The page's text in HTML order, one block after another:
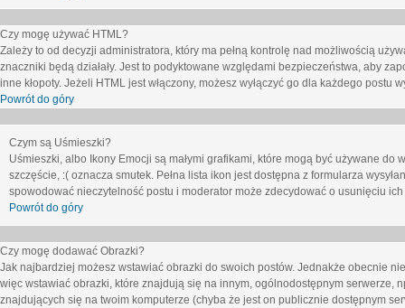
Czy mogę używać HTML?
Zależy to od decyzji administratora, który ma pełną kontrolę nad możliwością
znaczniki będą działały. Jest to podyktowane względami bezpieczeństwa, aby
inne kłopoty. Jeżeli HTML jest włączony, możesz wyłączyć go dla każdego
Powrót do góry
Czym są Uśmieszki?
Uśmieszki, albo Ikony Emocji są małymi grafikami, które mogą być używane
szczęście, :( oznacza smutek. Pełna lista ikon jest dostępna z formularza
spowodować nieczytelność postu i moderator może zdecydować o usunięciu ich
Powrót do góry
Czy mogę dodawać Obrazki?
Jak najbardziej możesz wstawiać obrazki do swoich postów. Jednakże obecnie
więc wstawiać obrazki, które znajdują się na innym, ogólnodostępnym serwerze,
znajdujących się na twoim komputerze (chyba że jest on publicznie dostępnym